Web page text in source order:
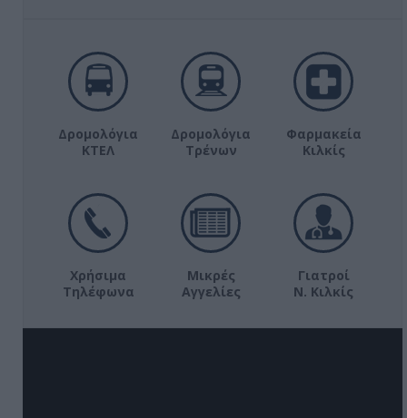
Δρομολόγια
ΚΤΕΛ
Δρομολόγια
Τρένων
Φαρμακεία
Κιλκίς
Χρήσιμα
Τηλέφωνα
Μικρές
Αγγελίες
Γιατροί
Ν. Κιλκίς